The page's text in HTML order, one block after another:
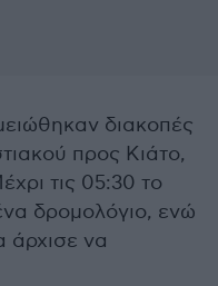
διακοπές
προς Κιάτο,
τις 05:30 το
δρομολόγιο, ενώ
άρχισε να